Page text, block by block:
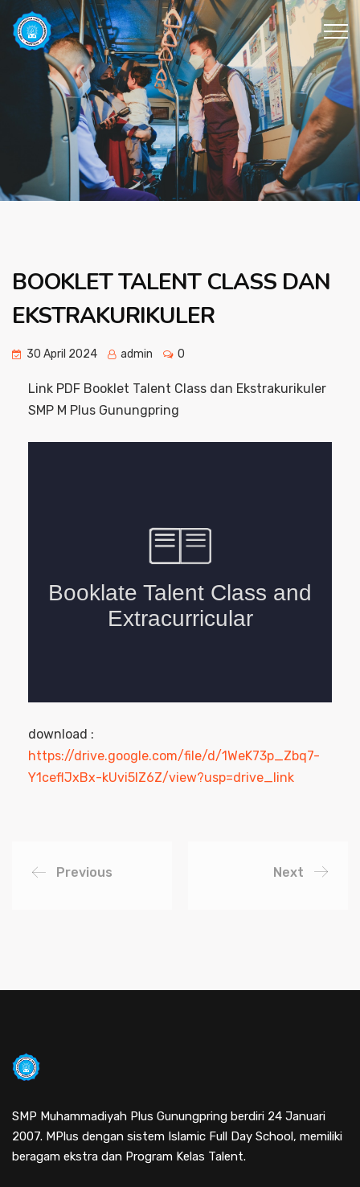
BOOKLET TALENT CLASS DAN
EKSTRAKURIKULER
30 April 2024 admin 0
Link PDF Booklet Talent Class dan Ekstrakurikuler
SMP M Plus Gunungpring
download :
https://drive.google.com/file/d/1WeK73p_Zbq7-
Y1ceflJxBx-kUvi5IZ6Z/view?usp=drive_link
Previous Next
SMP Muhammadiyah Plus Gunungpring berdiri 24 Januari
2007. MPlus dengan sistem Islamic Full Day School, memiliki
beragam ekstra dan Program Kelas Talent.